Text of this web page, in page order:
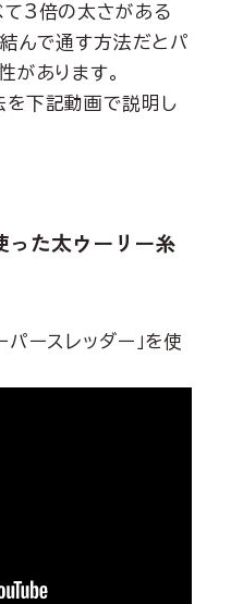
て3倍の太さがある
結んで通す方法だとパ
があります。
を下記動画で説明し
った太ウーリー糸
パースレッダー」を使